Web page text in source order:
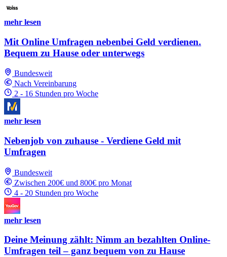
mehr lesen
Mit Online Umfragen nebenbei Geld verdienen.
Bequem zu Hause oder unterwegs
Bundesweit
Nach Vereinbarung
2 - 16 Stunden pro Woche
mehr lesen
Nebenjob von zuhause - Verdiene Geld mit
Umfragen
Bundesweit
Zwischen 200€ und 800€ pro Monat
4 - 20 Stunden pro Woche
mehr lesen
Deine Meinung zählt: Nimm an bezahlten Online-
Umfragen teil – ganz bequem von zu Hause